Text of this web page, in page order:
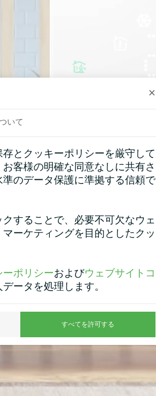
×
いて
とクッキーポリシーを厳守して
客様の明確な同意なしに共有さ
のデータ保護に準拠する信頼で
することで、必要不可欠なウェ
ーケティングを目的としたクッ
ポリシーおよびウェブサイトコ
ータを処理します。
すべてを許可する